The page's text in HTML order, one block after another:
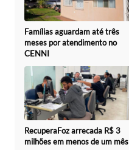
Famílias aguardam até três
meses por atendimento no
CENNI
RecuperaFoz arrecada R$ 3
milhões em menos de um mês